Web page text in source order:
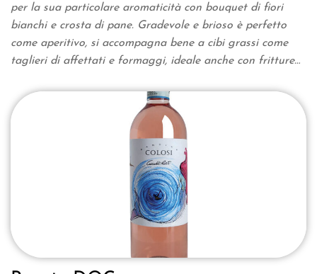
per la sua particolare aromaticità con bouquet di fiori
bianchi e crosta di pane. Gradevole e brioso è perfetto
come aperitivo, si accompagna bene a cibi grassi come
taglieri di affettati e formaggi, ideale anche con fritture…